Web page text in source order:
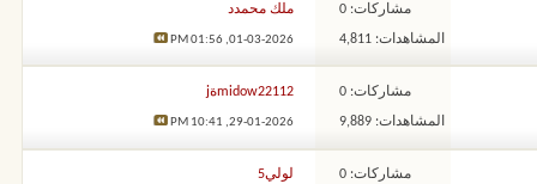
مشاركات: 0
المشاهدات: 4,811
ملك محمدد
01-03-2026,
01:56 PM
مشاركات: 0
المشاهدات: 9,889
midow22112ةj
29-01-2026,
10:41 PM
مشاركات: 0 لولي5